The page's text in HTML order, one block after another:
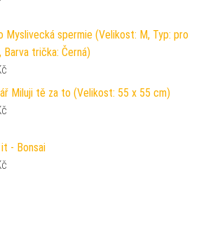
Myslivecká spermie (Velikost: M, Typ: pro
Barva trička: Černá)
Miluji tě za to (Velikost: 55 x 55 cm)
- Bonsai